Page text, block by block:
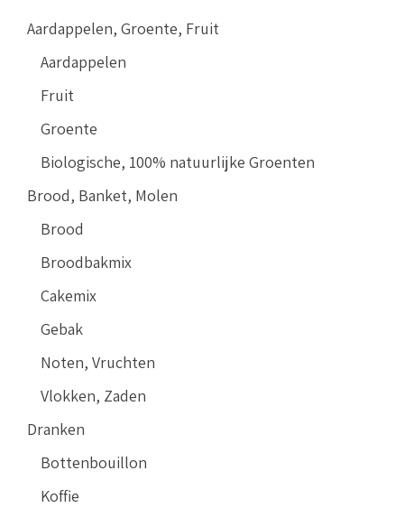
Aardappelen, Groente, Fruit
Aardappelen
Fruit
Groente
Biologische, 100% natuurlijke Groenten
Brood, Banket, Molen
Brood
Broodbakmix
Cakemix
Gebak
Noten, Vruchten
Vlokken, Zaden
Dranken
Bottenbouillon
Koffie